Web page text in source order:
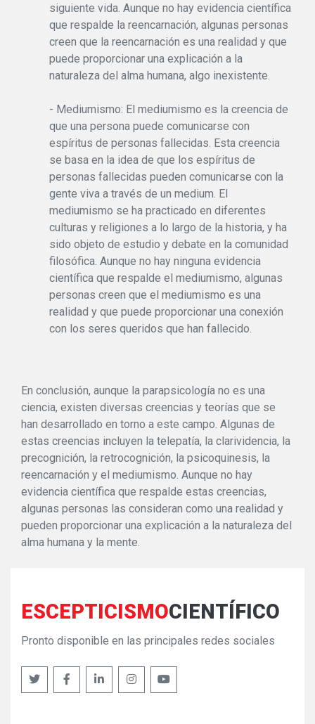
siguiente vida. Aunque no hay evidencia científica
que respalde la reencarnación, algunas personas
creen que la reencarnación es una realidad y que
puede proporcionar una explicación a la
naturaleza del alma humana, algo inexistente.
- Mediumismo: El mediumismo es la creencia de
que una persona puede comunicarse con
espíritus de personas fallecidas. Esta creencia
se basa en la idea de que los espíritus de
personas fallecidas pueden comunicarse con la
gente viva a través de un medium. El
mediumismo se ha practicado en diferentes
culturas y religiones a lo largo de la historia, y ha
sido objeto de estudio y debate en la comunidad
filosófica. Aunque no hay ninguna evidencia
científica que respalde el mediumismo, algunas
personas creen que el mediumismo es una
realidad y que puede proporcionar una conexión
con los seres queridos que han fallecido.
En conclusión, aunque la parapsicología no es una
ciencia, existen diversas creencias y teorías que se
han desarrollado en torno a este campo. Algunas de
estas creencias incluyen la telepatía, la clarividencia, la
precognición, la retrocognición, la psicoquinesis, la
reencarnación y el mediumismo. Aunque no hay
evidencia científica que respalde estas creencias,
algunas personas las consideran como una realidad y
pueden proporcionar una explicación a la naturaleza del
alma humana y la mente.
ESCEPTICISMOCIENTÍFICO
Pronto disponible en las principales redes sociales